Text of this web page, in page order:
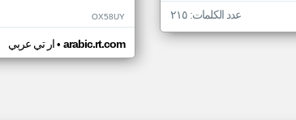
عدد الكلمات: ٢١٥ OX58UY
ار تي عربي• arabic.rt.com